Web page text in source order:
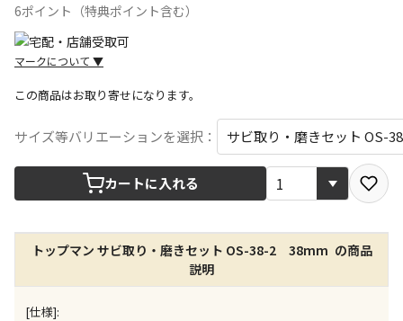
6ポイント（特典ポイント含む）
マークについて ▼
宅配や店舗受取を選択できる商品です
店舗のみで受取できる商品です（宅配便でのお届けが
す
特定の店舗のみで受取ができる商品です（宅配便での
この商品はお取り寄せになります。
サイズ等バリエーションを選択：
カートに入れる
トップマン サビ取り・磨きセット OS-38-2 38mm の商品
説明
[仕様]: